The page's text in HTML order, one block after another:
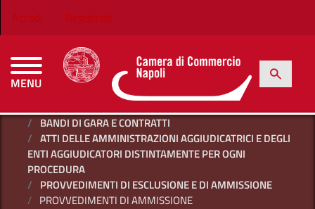
Menu profilo utente
Accedi Registrati
MENU
CAMERE DI COMMERCIO D'ITALIA
Cerca
h
BANDI DI GARA E CONTRATTI
ATTI DELLE AMMINISTRAZIONI AGGIUDICATRICI E DEGLI
ENTI AGGIUDICATORI DISTINTAMENTE PER OGNI
PROCEDURA
PROVVEDIMENTI DI ESCLUSIONE E DI AMMISSIONE
PROVVEDIMENTI DI AMMISSIONE